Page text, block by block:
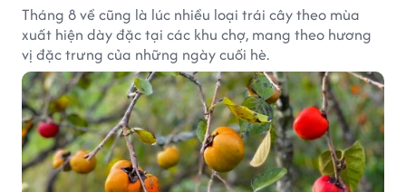
Tháng 8 về cũng là lúc nhiều loại trái cây theo mùa
xuất hiện dày đặc tại các khu chợ, mang theo hương
vị đặc trưng của những ngày cuối hè.